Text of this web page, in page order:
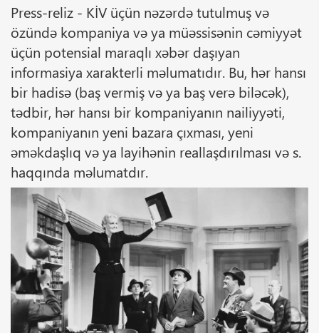
Press-reliz - KİV üçün nəzərdə tutulmuş və
özündə kompaniya və ya müəssisənin cəmiyyət
üçün potensial maraqlı xəbər daşıyan
informasiya xarakterli məlumatıdır. Bu, hər hansı
bir hadisə (baş vermiş və ya baş verə biləcək),
tədbir, hər hansı bir kompaniyanın nailiyyəti,
kompaniyanın yeni bazara çıxması, yeni
əməkdaşlıq və ya layihənin reallaşdırılması və s.
haqqında məlumatdır.